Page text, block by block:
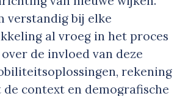
verstandig bij elke
al vroeg in het proces
de invloed van deze
rekening
context en demografische